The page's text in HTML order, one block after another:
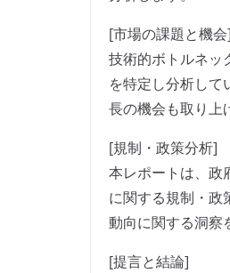
[市場の課題と機会]
技術的ボトルネッ
を特定し分析し
長の機会も取り上
[規制・政策分析]
本レポートは、政
に関する規制・政
動向に関する洞察
[提言と結論]